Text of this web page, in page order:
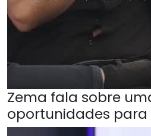
Zema fala sobre
oportunidades para